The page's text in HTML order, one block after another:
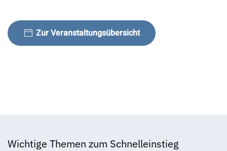
Zur Veranstaltungsübersicht
Wichtige Themen zum Schnelleinstieg